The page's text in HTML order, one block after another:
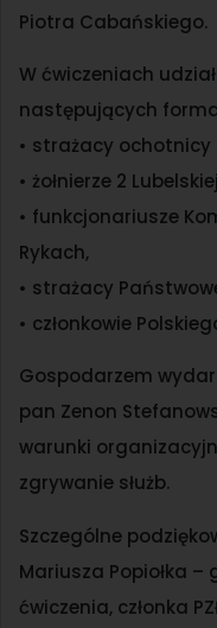
Piotra Cabańskiego.
W ćwiczeniach
następujących
• strażacy ochotnicy
• żołnierze 2
• funkcjonariusze
Rykach,
• strażacy
• członkowie
Gospodarzem
pan Zenon
warunki
zgrywanie służb.
Szczególne
Mariusza Popiołka
ćwiczenia, członka